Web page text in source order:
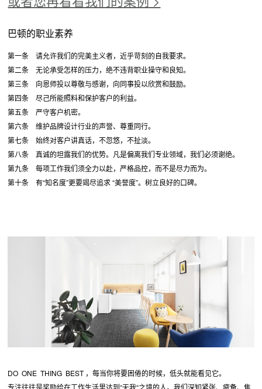
巴顿的职业素养
第一条 请允许我们的完美主义者，近乎苛刻的自我要求。
第二条 无论承受怎样的压力，绝不违背职业操守和良知。
第三条 向恩师投以尊敬与感谢，向同事投以欣赏和鼓励。
第四条 尽己所能照料和保护客户的利益。
第五条 严守客户机密。
第六条 维护品牌设计行业的声誉、尊重同行。
第七条 始终对客户讲真话，不忽悠，不扯淡。
第八条 真诚的坦露我们的优势。凡是偏离我们专业领域，我们必须谢绝。
第九条 每项工作我们须全力以赴，严格品控，而不是尽力而为。
第十条 有“知名度”更要竭尽追求 “美誉度”。树立良好的口碑。
DO ONE THING BEST ，每当你将要困倦的时候，低头就能看见它。